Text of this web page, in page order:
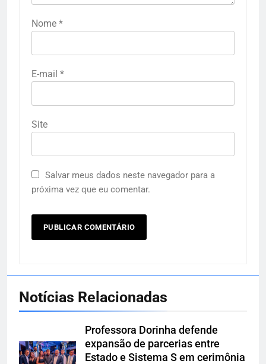
Nome *
E-mail *
Site
Salvar meus dados neste navegador para a
próxima vez que eu comentar.
Notícias Relacionadas
Professora Dorinha defende
expansão de parcerias entre
Estado e Sistema S em cerimônia